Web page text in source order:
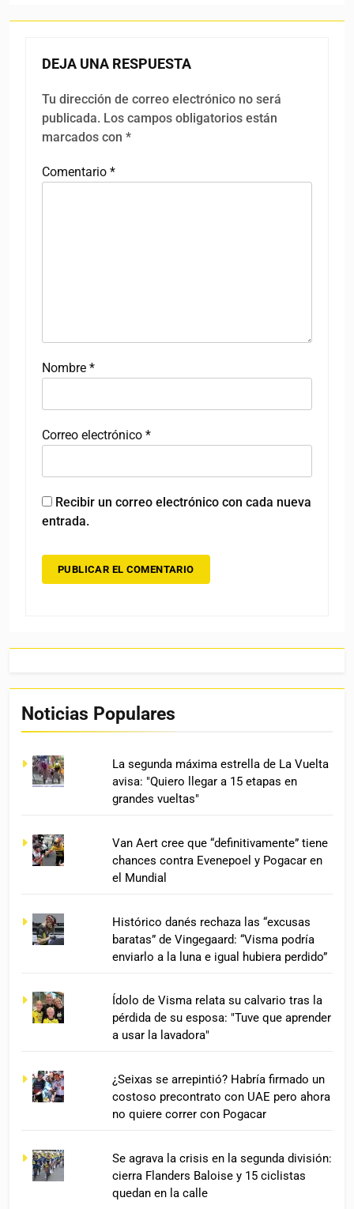
DEJA UNA RESPUESTA
Tu dirección de correo electrónico no será
publicada. Los campos obligatorios están
marcados con *
Comentario *
Nombre *
Correo electrónico *
Recibir un correo electrónico con cada nueva
entrada.
Noticias Populares
La segunda máxima estrella de La Vuelta
avisa: "Quiero llegar a 15 etapas en
grandes vueltas"
Van Aert cree que “definitivamente” tiene
chances contra Evenepoel y Pogacar en
el Mundial
Histórico danés rechaza las “excusas
baratas” de Vingegaard: “Visma podría
enviarlo a la luna e igual hubiera perdido”
Ídolo de Visma relata su calvario tras la
pérdida de su esposa: "Tuve que aprender
a usar la lavadora"
¿Seixas se arrepintió? Habría firmado un
costoso precontrato con UAE pero ahora
no quiere correr con Pogacar
Se agrava la crisis en la segunda división:
cierra Flanders Baloise y 15 ciclistas
quedan en la calle